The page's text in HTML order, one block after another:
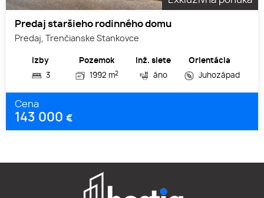
Predaj staršieho rodinného domu
Predaj, Trenčianske Stankovce
Izby
3
Pozemok
1992 m2
Inž. siete
áno
Orientácia
Juhozápad
Cena
143 000 €